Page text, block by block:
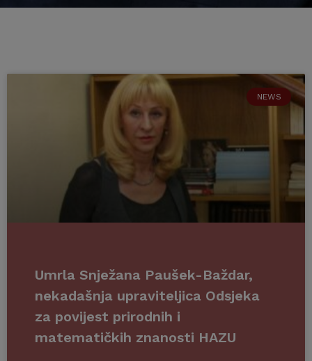
NEWS
Umrla Snježana Paušek-Baždar,
nekadašnja upraviteljica Odsjeka
za povijest prirodnih i
matematičkih znanosti HAZU